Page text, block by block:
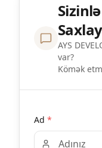
AYS
var?
Kömək
Ad *